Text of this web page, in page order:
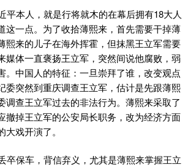
平本人，就是行将就木的在幕后拥有18大人
这一点。为了收拾薄熙来，首先需要干掉薄
熙来的儿子在海外挥霍，但抹黑王立军需要
媒体一直褒扬王立军，突然间说他腐败，弱
。中国人的特征：一旦崇拜了谁，改变观点
委突然到重庆调查王立军，估计是先跟薄熙
调查王立军过去的非法行为。薄熙来采取了
撤掉王立军的公安局长职务，改为经济方面
戏开演了。
卒保车，背信弃义，尤其是薄熙来掌握王立